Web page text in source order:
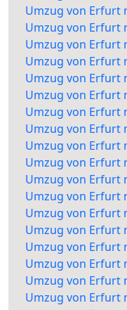
Umzug von Erfurt
Umzug von Erfurt
Umzug von Erfurt
Umzug von Erfurt
Umzug von Erfurt
Umzug von Erfurt
Umzug von Erfurt
Umzug von Erfurt
Umzug von Erfurt
Umzug von Erfurt
Umzug von Erfurt
Umzug von Erfurt
Umzug von Erfurt
Umzug von Erfurt
Umzug von Erfurt
Umzug von Erfurt
Umzug von Erfurt
Umzug von Erfurt